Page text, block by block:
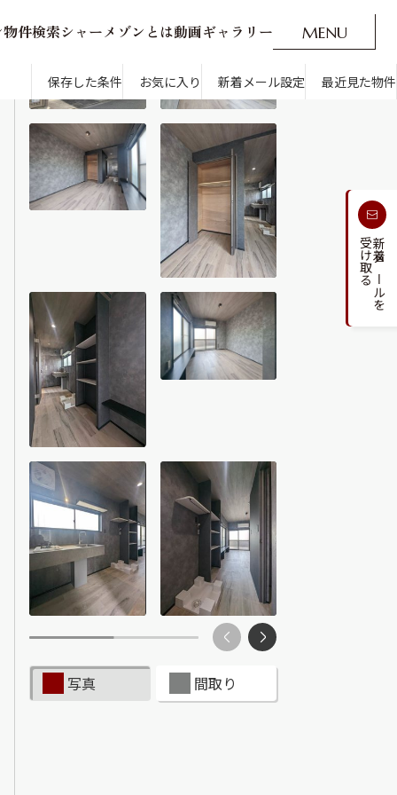
物件検索シ ャーメ ゾン とは動画ギャ ラ リ ー MENU
O
着メール設定 最近見た物件 CLOSE
通勤・通学時間から探す
人気のカテゴリから探す
ショップを探す
イフサポート
ス付き・シニア向け
イフ CLUB
新着メールを
受け取る
保存した条件 お気に入り 新着メール設定 最近見た物件
写真 間取り